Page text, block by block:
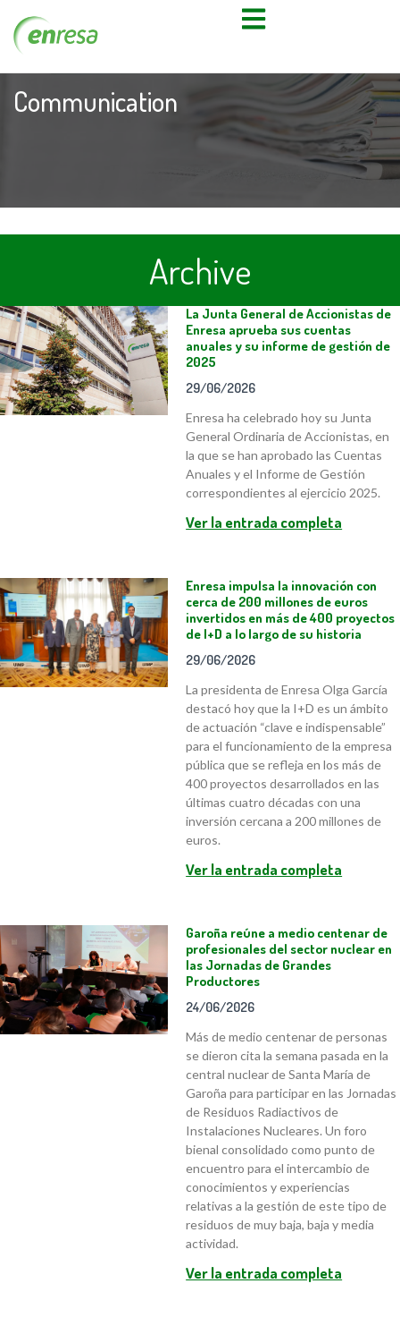
Communication
Archive
La Junta General de Accionistas de
Enresa aprueba sus cuentas
anuales y su informe de gestión de
2025
29/06/2026
Enresa ha celebrado hoy su Junta
General Ordinaria de Accionistas, en
la que se han aprobado las Cuentas
Anuales y el Informe de Gestión
correspondientes al ejercicio 2025.
Ver la entrada completa
Enresa impulsa la innovación con
cerca de 200 millones de euros
invertidos en más de 400 proyectos
de I+D a lo largo de su historia
29/06/2026
La presidenta de Enresa Olga García
destacó hoy que la I+D es un ámbito
de actuación “clave e indispensable”
para el funcionamiento de la empresa
pública que se refleja en los más de
400 proyectos desarrollados en las
últimas cuatro décadas con una
inversión cercana a 200 millones de
euros.
Ver la entrada completa
Garoña reúne a medio centenar de
profesionales del sector nuclear en
las Jornadas de Grandes
Productores
24/06/2026
Más de medio centenar de personas
se dieron cita la semana pasada en la
central nuclear de Santa María de
Garoña para participar en las Jornadas
de Residuos Radiactivos de
Instalaciones Nucleares. Un foro
bienal consolidado como punto de
encuentro para el intercambio de
conocimientos y experiencias
relativas a la gestión de este tipo de
residuos de muy baja, baja y media
actividad.
Ver la entrada completa